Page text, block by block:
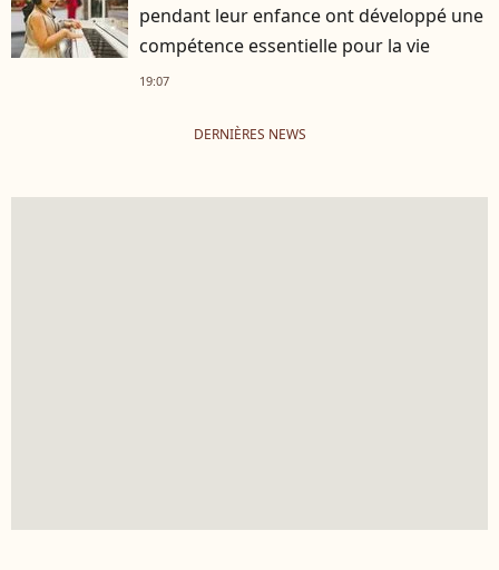
pendant leur enfance ont développé une
compétence essentielle pour la vie
19:07
DERNIÈRES NEWS